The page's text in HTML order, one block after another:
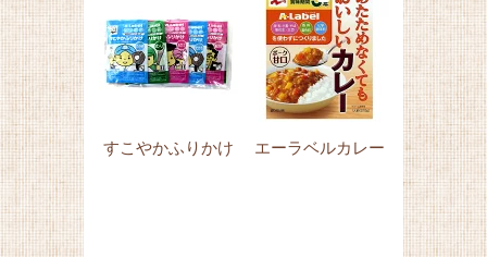
すこやかふりかけ エーラベルカレー